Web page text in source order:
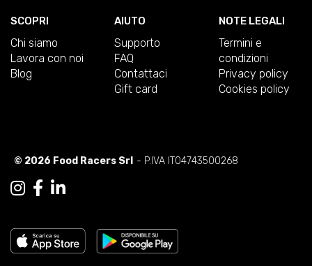
SCOPRI
Chi siamo
Lavora con noi
Blog
AIUTO
Supporto
FAQ
Contattaci
Gift card
NOTE LEGALI
Termini e
condizioni
Privacy policy
Cookies policy
© 2026 Food Racers Srl - P.IVA IT04743500268